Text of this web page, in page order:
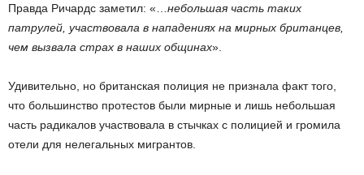
Правда Ричардс заметил: «… небольшая часть таких
патрулей, участвовала в нападениях на мирных британцев,
чем вызвала страх в наших общинах».
Удивительно, но британская полиция не признала факт того,
что большинство протестов были мирные и лишь небольшая
часть радикалов участвовала в стычках с полицией и громила
отели для нелегальных мигрантов.